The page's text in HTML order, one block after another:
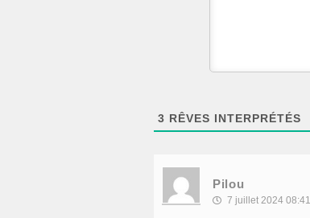
3 RÊVES INTERPRÉTÉS
Pilou
7 juillet 2024 08:41